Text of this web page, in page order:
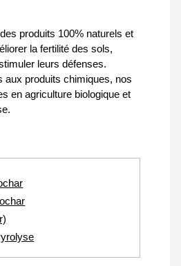
produits 100% naturels et
la fertilité des sols,
leurs défenses.
aux produits chimiques, nos
en agriculture biologique et